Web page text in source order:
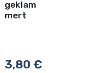
geklam
mert
3,80 €